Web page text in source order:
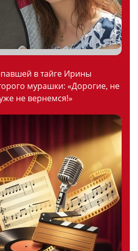
в тайге Ирины
мурашки: «Дорогие, не
не вернемся!»